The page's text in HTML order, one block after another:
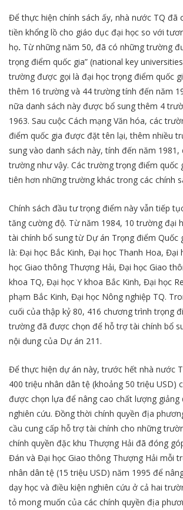
Để thực hiện chính sách ấy, nhà nước TQ đã
tiền khổng lồ cho giáo dục đại học so với
họ. Từ những năm 50, đã có những trường
trọng điểm quốc gia” (national key
trường được gọi là đại học trọng điểm quốc
thêm 16 trường và 44 trường tính đến năm
nữa danh sách này được bổ sung thêm 4
1963. Sau cuộc Cách mạng Văn hóa, các
điểm quốc gia được đặt tên lại, thêm nhiều
sung vào danh sách này, tính đến năm 1981,
trường như vậy. Các trường trọng điểm quốc
tiên hơn những trường khác trong các chính
Chính sách đầu tư trọng điểm này vẫn tiếp
tăng cường độ. Từ năm 1984, 10 trường đại
tài chính bổ sung từ Dự án Trọng điểm Quốc
là: Đại học Bắc Kinh, Đại học Thanh Hoa, Đại
học Giao thông Thượng Hải, Đại học Giao
khoa TQ, Đại học Y khoa Bắc Kinh, Đại học
phạm Bắc Kinh, Đại học Nông nghiệp TQ.
cuối của thập kỷ 80, 416 chương trình trọng
trường đã được chọn để hỗ trợ tài chính bổ
nội dung của Dự án 211.
Để thực hiện dự án này, trước hết nhà nước
400 triệu nhân dân tệ (khoảng 50 triệu USD)
được chọn lựa để nâng cao chất lượng giảng
nghiên cứu. Đồng thời chính quyền địa
cầu cung cấp hỗ trợ tài chính cho những
chính quyền đặc khu Thượng Hải đã đóng
Đán và Đại học Giao thông Thượng Hải mỗi
nhân dân tệ (15 triệu USD) năm 1995 để
dạy học và điều kiện nghiên cứu ở cả hai
tỏ mong muốn của các chính quyền địa